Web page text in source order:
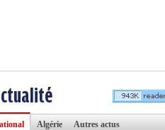
Algérie Autres actus